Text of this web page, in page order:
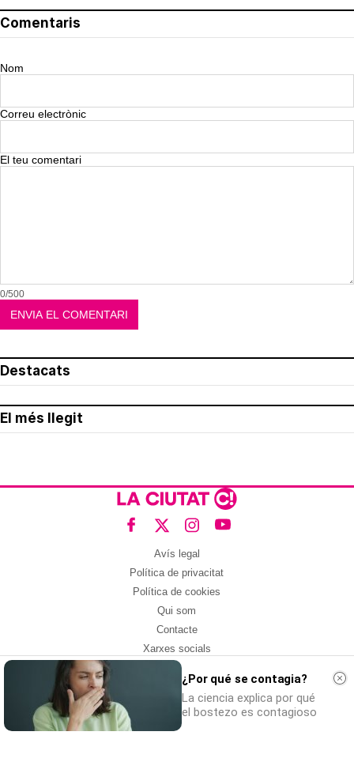
Comentaris
Nom
Correu electrònic
El teu comentari
0/500
Destacats
El més llegit
Avís legal
Política de privacitat
Política de cookies
Qui som
Contacte
Xarxes socials
Amb col·laboració de:¿Por qué se contagia?
La ciencia explica por qué
el bostezo es contagioso